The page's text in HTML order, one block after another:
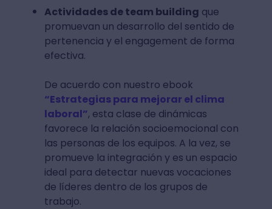
Actividades de team building que
promuevan un desarrollo del sentido de
pertenencia y el engagement de forma
efectiva.
De acuerdo con nuestro ebook
“Estrategias para mejorar el clima
laboral”, esta clase de dinámicas
favorece la relación socioemocional con
las personas de los equipos. A la vez, se
promueve la integración y es un espacio
ideal para detectar nuevas vocaciones
de líderes dentro de los grupos de
trabajo.